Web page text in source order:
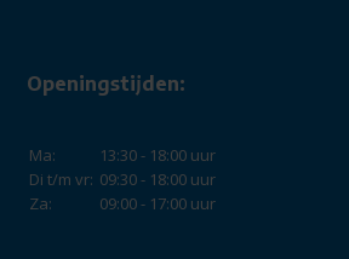
Openingstijden:
Ma:
13:30 - 18:00 uur
Di t/m vr: 09:30 - 18:00 uur
Za:
09:00 - 17:00 uur